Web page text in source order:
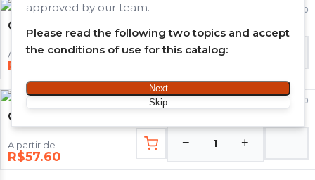
GA9130
Garrafa Térmica
A partir de
R$93.60
− 1
GA9200
Garrafa Térmica
A partir de
R$57.60
− 1 +
approved by our team.
Please read the following two topics and accept
the conditions of use for this catalog:
Next
Skip